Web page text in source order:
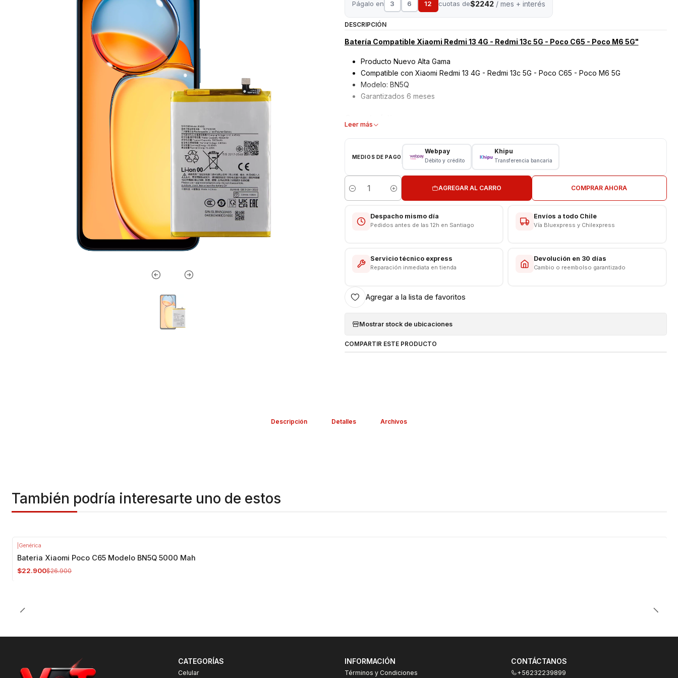
Págalo en 3 6 12 cuotas de$2242/ mes + interés
DESCRIPCIÓN
Batería Compatible Xiaomi Redmi 13 4G - Redmi 13c 5G - Poco C65 - Poco M6 5G"
Producto Nuevo Alta Gama
Compatible con Xiaomi Redmi 13 4G - Redmi 13c 5G - Poco C65 - Poco M6 5G
Modelo: BN5Q
Garantizados 6 meses
Capacidad: 5000 mAh
Límite Voltaje: 4.4v
"CONSULTE POR INSTALACIÓN EN TIENDA"
------------------------------------------------------
Leer más
MEDIOS DE PAGO
Webpay
Débito y crédito
Khipu
Transferencia bancaria
Cantidad
AGREGAR AL CARRO COMPRAR AHORA
Despacho mismo día
Pedidos antes de las 12h en Santiago
Envíos a todo Chile
Vía Bluexpress y Chilexpress
Servicio técnico express
Reparación inmediata en tienda
Devolución en 30 días
Cambio o reembolso garantizado
Agregar a la lista de favoritos
Mostrar stock de ubicaciones
COMPARTIR ESTE PRODUCTO
Descripción Detalles Archivos
También podría interesarte uno de estos
Genérica
Bateria Xiaomi Poco C65 Modelo BN5Q 5000 Mah
$22.900$26.900
CATEGORÍAS
Celular
INFORMACIÓN
Términos y Condiciones
CONTÁCTANOS
+56232239899